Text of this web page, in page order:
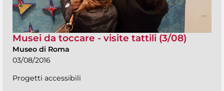
Musei da toccare - visite tattili (3/08)
Museo di Roma
03/08/2016
Progetti accessibili